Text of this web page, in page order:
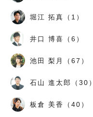
堀江 拓真（1）
井口 博喜（6）
池田 梨月（67）
石山 進太郎（30）
板倉 美香（40）